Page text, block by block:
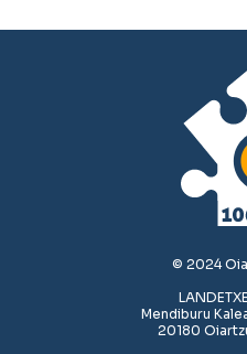
© 2024
Mendiburu
20180